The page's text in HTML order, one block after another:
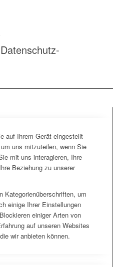
auf Ihrem Gerät eingestellt
uns mitzuteilen, wenn Sie
mit uns interagieren, Ihre
Beziehung zu unserer
Kategorienüberschriften, um
einige Ihrer Einstellungen
einiger Arten von
auf unseren Websites
wir anbieten können.